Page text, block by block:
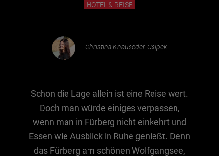
KATEGORIEN
Outdoor & Sport
Nachhaltigkeit
Sehenswürdig
HOTEL & REISE
Christina Knauseder-Csipek
Schon die Lage allein ist eine Reise wert.
Doch man würde einiges verpassen,
wenn man in Fürberg nicht einkehrt und
Essen wie Ausblick in Ruhe genießt. Denn
das Fürberg am schönen Wolfgangsee,